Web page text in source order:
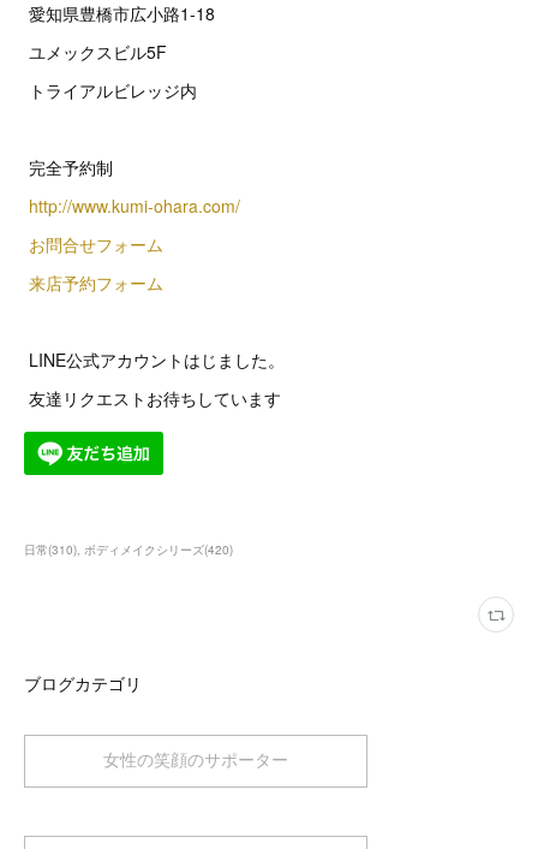
愛知県豊橋市広小路1-18
ユメックスビル5F
トライアルビレッジ内
完全予約制
http://www.kumi-ohara.com/
お問合せフォーム
来店予約フォーム
LINE公式アカウントはじました。
友達リクエストお待ちしています
日常(310) ボディメイクシリーズ(420)
ブログカテゴリ
女性の笑顔のサポーター